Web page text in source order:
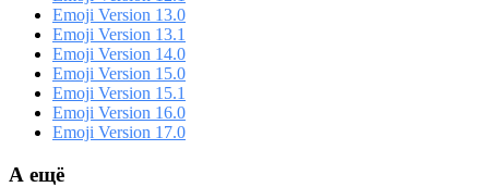
Emoji Version 13.0
Emoji Version 13.1
Emoji Version 14.0
Emoji Version 15.0
Emoji Version 15.1
Emoji Version 16.0
Emoji Version 17.0
А ещё